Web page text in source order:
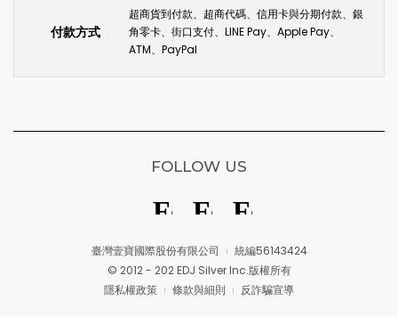
付款方式
超商貨到付款、超商代碼、信用卡與分期付款、銀
角零卡、街口支付、LINE Pay、Apple Pay、
ATM、PayPal
臺灣壹寶國際股份有限公司
統編56143424
© 2012 - 202 EDJ Silver Inc.版權所有
隱私權政策
條款與細則 反詐騙宣導
FOLLOW US